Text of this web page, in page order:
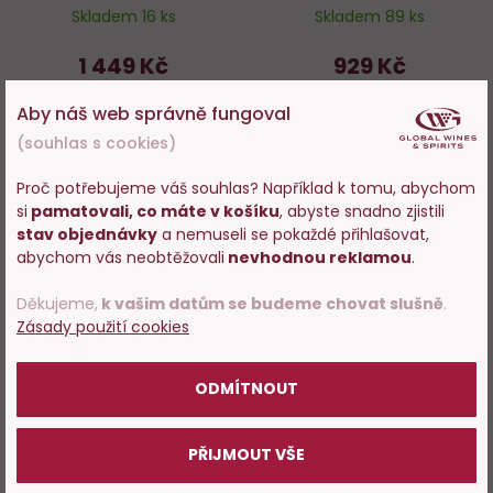
Skladem 16 ks
1 449 Kč
− +
Skladem 89 ks
929 Kč
+
oblíbených
Aby náš web správně fungoval
(souhlas s cookies)
Proč potřebujeme váš souhlas? Například k tomu, abychom
si pamatovali, co máte v košíku, abyste snadno zjistili
stav objednávky a nemuseli se pokaždé přihlašovat,
abychom vás neobtěžovali nevhodnou reklamou.
Děkujeme, k vašim datům se budeme chovat slušně.
Zásady použití cookies
ODMÍTNOUT
PŘIJMOUT VŠE
Vstupujete na stránky
s prodejem alkoholu. Prosím